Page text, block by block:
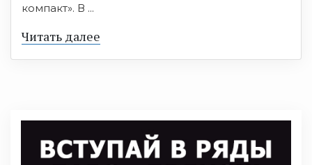
компакт». В ...
Читать далее